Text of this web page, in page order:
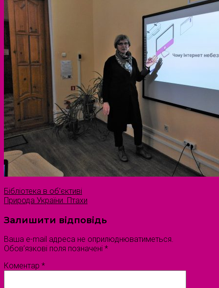
Бібліотека в об’єктиві
Природа України. Птахи
Залишити відповідь
Ваша e-mail адреса не оприлюднюватиметься.
Обов’язкові поля позначені *
Коментар *